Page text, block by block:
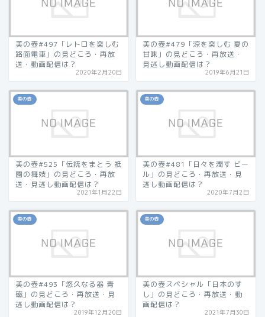
美の壺#497「レトロを楽しむ
路面電車」の見どころ・再放
送・動画配信は？
2020年2月20日
美の壺#479「涼を楽しむ 夏の
甘味」の見どころ・再放送・
見逃し動画配信は？
2019年6月21日
美の壺
美の壺#525「伝統をまとう 祇
園の舞妓」の見どころ・再放
送・見逃し動画配信は？
2021年1月22日
美の壺
美の壺#481「日々を潤す ビー
ル」の見どころ・再放送・見
逃し動画配信は？
2020年7月2日
美の壺
美の壺#493「悠久なる器 青
磁」の見どころ・再放送・見
逃し動画配信は？
2019年12月20日
美の壺
美の壺スペシャル「日本のす
し」の見どころ・再放送・動
画配信は？
2021年7月30日